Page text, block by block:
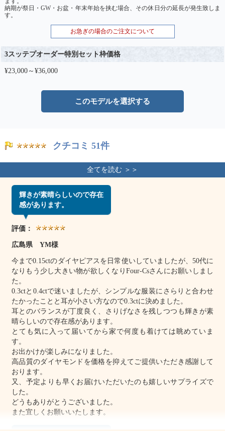
納期が祭日・GW・お盆・年末年始を挟む場合、その休日分の延長が発生致しま
す。
お急ぎの場合のご注文について
3スッテプオーダー特別セット枠価格
¥23,000～¥36,000
このモデルを選択する
クチコミ 51件
輝きが素晴らしいので存在
感があります。
評価：
広島県 YM様
今まで0.15ctのダイヤピアスを日常使いしていましたが、50代に
なりもう少し大きい物が欲しくなりFour-Csさんにお願いしまし
た。
0.3ctと0.4ctで迷いましたが、シンプルな服装にさらりと合わせ
たかったことと耳が小さい方なので0.3ctに決めました。
耳とのバランスが丁度良く、さりげなさを残しつつも輝きが素
晴らしいので存在感があります。
とても気に入って届いてから家で何度も着けては眺めていま
す。
お出かけが楽しみになりました。
高品質のダイヤモンドを価格を抑えてご提供いただき感謝して
おります。
又、予定よりも早くお届けいただいたのも嬉しいサプライズで
した。
どうもありがとうございました。
また宜しくお願いいたします。